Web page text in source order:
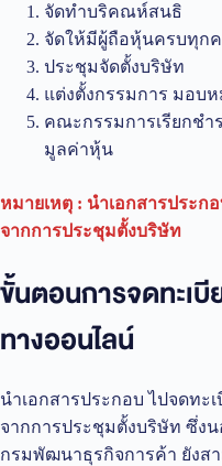
จัดทำบริคณห์สนธิ
จัดให้มีผู้ถือหุ้นครบทุก
ประชุมจัดตั้งบริษัท
แต่งตั้งกรรมการ มอบ
คณะกรรมการเรียกชำ
มูลค่าหุ้น
หมายเหตุ : นำเอกสารประก
จากการประชุมตั้งบริษัท
ขั้นตอนการจดทะเ
ทางออนไลน์
นำเอกสารประกอบ ไปจดทะ
จากการประชุมตั้งบริษัท ซึ่ง
กรมพัฒนาธุรกิจการค้า ยังส